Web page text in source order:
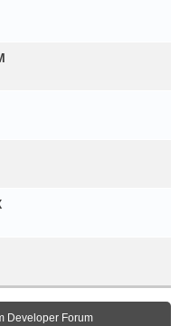
Developer Forum